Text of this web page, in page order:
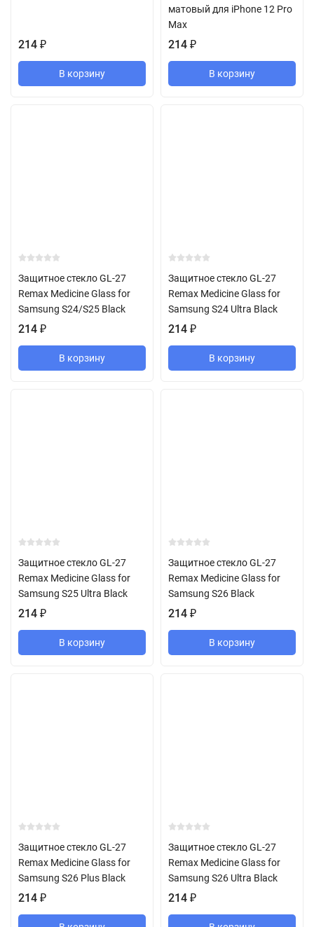
214 ₽
В корзину
матовый для iPhone 12 Pro
Max
214 ₽
В корзину
Защитное стекло GL-27
Remax Medicine Glass for
Samsung S24/S25 Black
214 ₽
В корзину
Защитное стекло GL-27
Remax Medicine Glass for
Samsung S24 Ultra Black
214 ₽
В корзину
Защитное стекло GL-27
Remax Medicine Glass for
Samsung S25 Ultra Black
214 ₽
В корзину
Защитное стекло GL-27
Remax Medicine Glass for
Samsung S26 Black
214 ₽
В корзину
Защитное стекло GL-27
Remax Medicine Glass for
Samsung S26 Plus Black
214 ₽
Защитное стекло GL-27
Remax Medicine Glass for
Samsung S26 Ultra Black
214 ₽